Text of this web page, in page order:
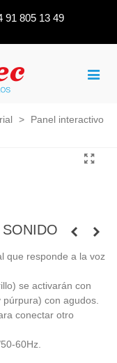
91 805 13 49
>
Panel interactivo
que responde a la voz
se activarán con
con agudos.
conectar otro
60Hz.